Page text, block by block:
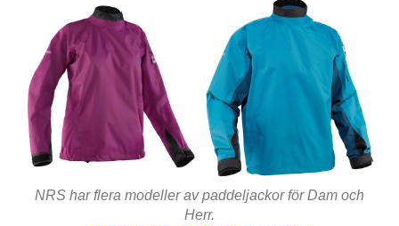
NRS har flera modeller av paddeljackor för Dam och
Herr.